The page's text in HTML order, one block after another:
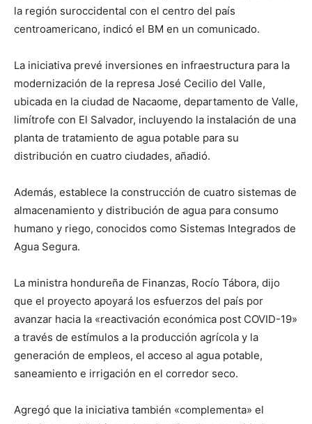
la región suroccidental con el centro del país
centroamericano, indicó el BM en un comunicado.
La iniciativa prevé inversiones en infraestructura para la
modernización de la represa José Cecilio del Valle,
ubicada en la ciudad de Nacaome, departamento de Valle,
limítrofe con El Salvador, incluyendo la instalación de una
planta de tratamiento de agua potable para su
distribución en cuatro ciudades, añadió.
Además, establece la construcción de cuatro sistemas de
almacenamiento y distribución de agua para consumo
humano y riego, conocidos como Sistemas Integrados de
Agua Segura.
La ministra hondureña de Finanzas, Rocío Tábora, dijo
que el proyecto apoyará los esfuerzos del país por
avanzar hacia la «reactivación económica post COVID-19»
a través de estímulos a la producción agrícola y la
generación de empleos, el acceso al agua potable,
saneamiento e irrigación en el corredor seco.
Agregó que la iniciativa también «complementa» el